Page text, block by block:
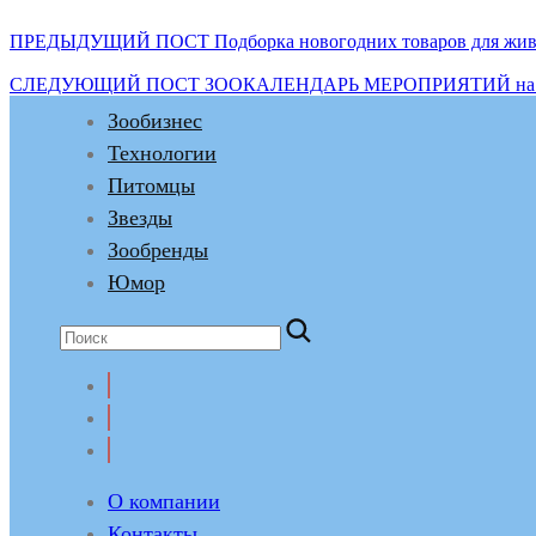
Зообизнес
Технологии
Питомцы
Звезды
Зообренды
Юмор
О компании
ПРЕДЫДУЩИЙ ПОСТ Подборка новогодних товаров для
СЛЕДУЮЩИЙ ПОСТ ЗООКАЛЕНДАРЬ МЕРОПРИЯТИЙ на